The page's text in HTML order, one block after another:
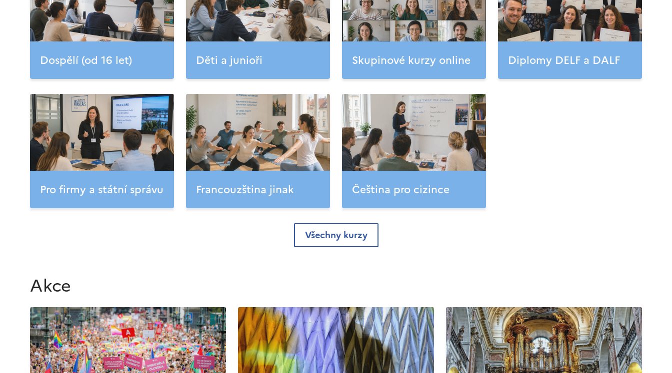
Dospělí (od 16 let) Děti a junioři Skupinové kurzy online Diplomy DELF a DALF
Pro firmy a státní správu Francouzština jinak Čeština pro cizince
Všechny kurzy
Akce